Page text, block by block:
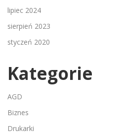
lipiec 2024
sierpień 2023
styczeń 2020
Kategorie
AGD
Biznes
Drukarki